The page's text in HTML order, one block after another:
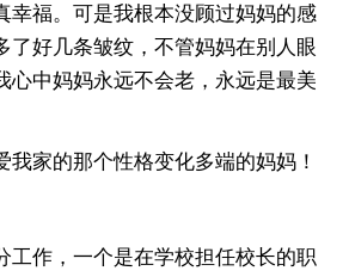
幸福。可是我根本没顾过妈妈的感
了好几条皱纹，不管妈妈在别人眼
心中妈妈永远不会老，永远是最美
家的那个性格变化多端的妈妈！
作，一个是在学校担任校长的职